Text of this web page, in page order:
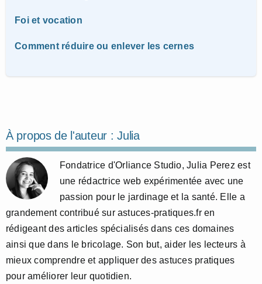
Foi et vocation
Comment réduire ou enlever les cernes
À propos de l'auteur :Julia
Fondatrice d'Orliance Studio, Julia Perez est
une rédactrice web expérimentée avec une
passion pour le jardinage et la santé. Elle a
grandement contribué sur astuces-pratiques.fr en
rédigeant des articles spécialisés dans ces domaines
ainsi que dans le bricolage. Son but, aider les lecteurs à
mieux comprendre et appliquer des astuces pratiques
pour améliorer leur quotidien.